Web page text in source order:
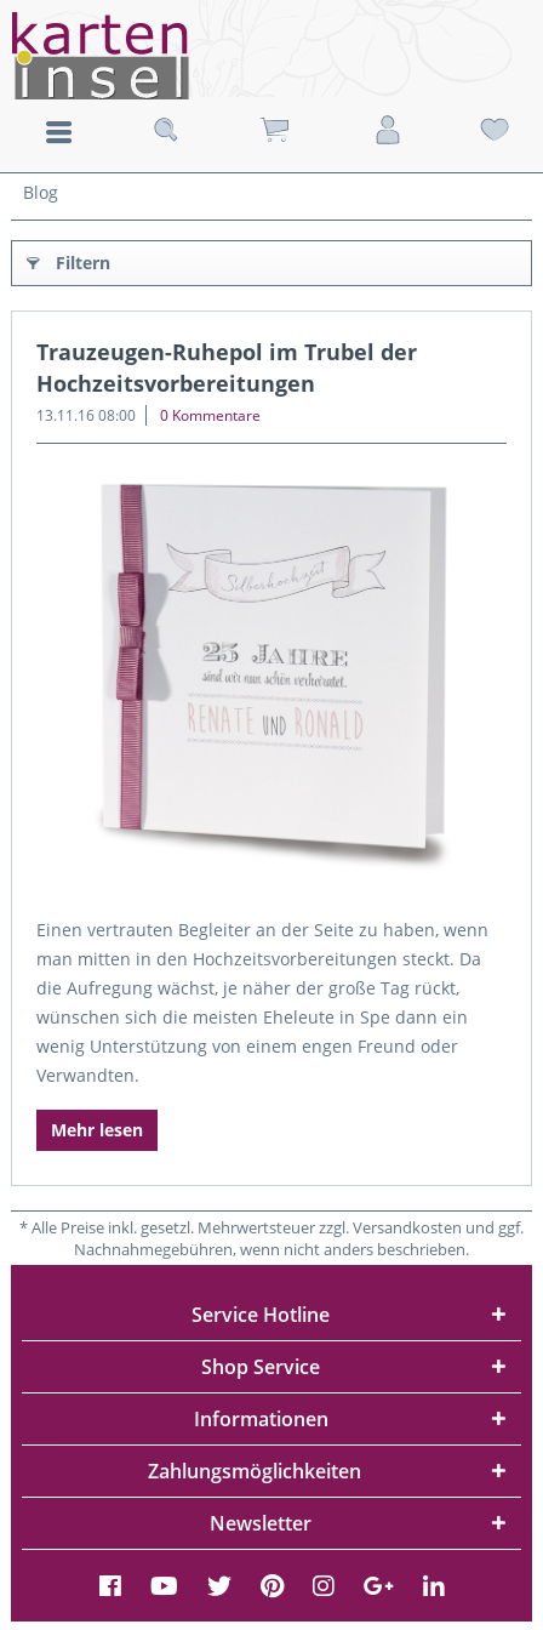
Blog
Filtern
Trauzeugen-Ruhepol im Trubel der
Hochzeitsvorbereitungen
13.11.16 08:00 0 Kommentare
Einen vertrauten Begleiter an der Seite zu haben, wenn
man mitten in den Hochzeitsvorbereitungen steckt. Da
die Aufregung wächst, je näher der große Tag rückt,
wünschen sich die meisten Eheleute in Spe dann ein
wenig Unterstützung von einem engen Freund oder
Verwandten.
Mehr lesen
* Alle Preise inkl. gesetzl. Mehrwertsteuer zzgl. Versandkosten und ggf.
Nachnahmegebühren, wenn nicht anders beschrieben.
Service Hotline
Shop Service
Informationen
Zahlungsmöglichkeiten
Newsletter